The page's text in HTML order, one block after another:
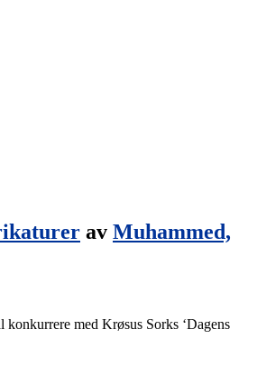
av Muhammed,
med Krøsus Sorks ‘Dagens